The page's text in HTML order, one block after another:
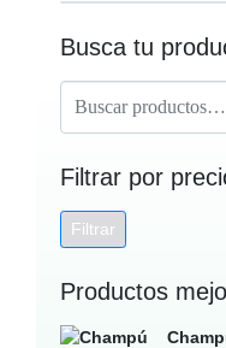
Busca tu
Filtrar por
Filtrar
Productos